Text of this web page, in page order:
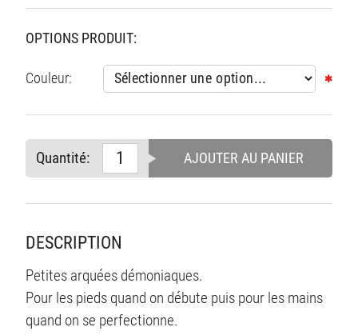
OPTIONS PRODUIT:
Couleur:
Quantité: AJOUTER AU PANIER
DESCRIPTION
Petites arquées démoniaques.
Pour les pieds quand on débute puis pour les mains
quand on se perfectionne.